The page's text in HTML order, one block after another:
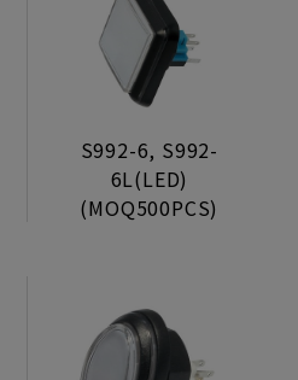
S992-6, S992-
6L(LED)
(MOQ500PCS)